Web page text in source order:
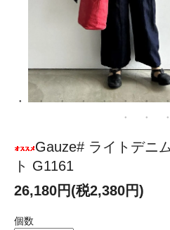
Gauze# ライトデニ
ト G1161
26,180円(税2,380円)
個数